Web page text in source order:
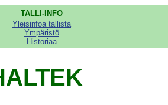
TALLI-INFO
Yleisinfoa tallista
Ympäristö
Historiaa